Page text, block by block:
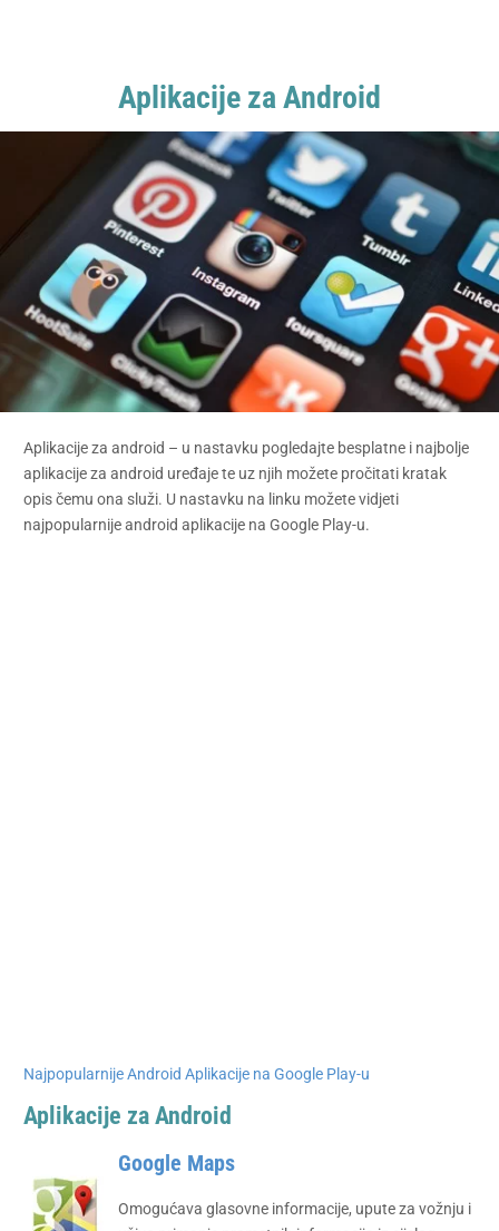
Aplikacije za Android
Aplikacije za android – u nastavku pogledajte besplatne i najbolje
aplikacije za android uređaje te uz njih možete pročitati kratak
opis čemu ona služi. U nastavku na linku možete vidjeti
najpopularnije android aplikacije na Google Play-u.
Najpopularnije Android Aplikacije na Google Play-u
Aplikacije za Android
Google Maps
Omogućava glasovne informacije, upute za vožnju i